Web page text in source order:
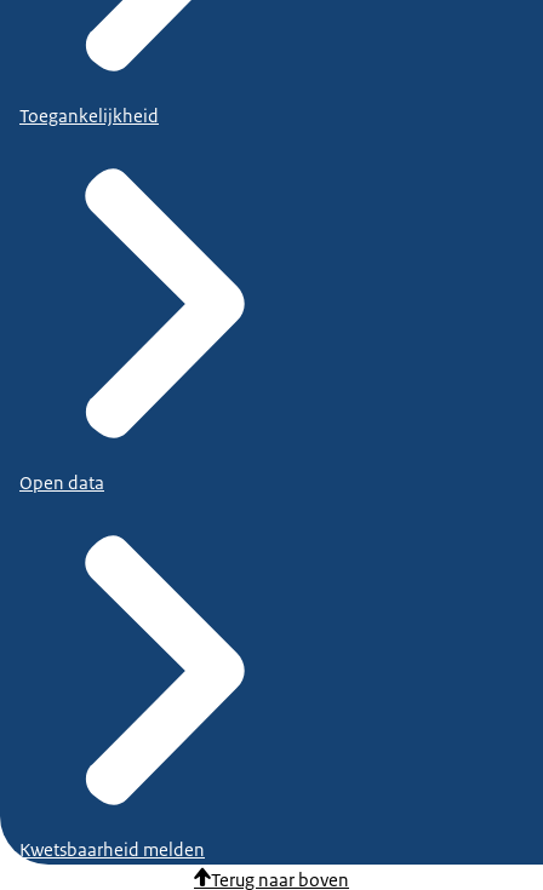
Toegankelijkheid
Open data
Kwetsbaarheid melden
Terug naar boven